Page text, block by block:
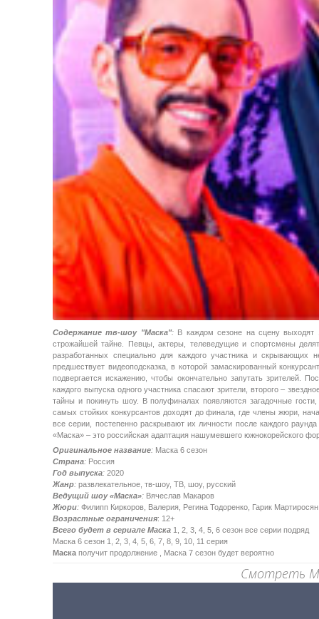
Содержание тв-шоу "Маска":В каждом сезоне на сцену выходят
строжайшей тайне. Певцы, актеры, телеведущие и спортсмены
разработанных специально для каждого участника и
предшествует видеоподсказка, в которой замаскированный
подвергается искажению, чтобы окончательно запутать зрителей.
каждого выпуска одного участника спасают зрители, второго –
тайны и покинуть шоу. В полуфиналах появляются загадочные
самых стойких конкурсантов доходят до финала, где члены жюри,
все серии, постепенно раскрывают их личности после каждого
«Маска» – это российская адаптация нашумевшего южнокорейского
Оригинальное название: Маска 6 сезон
Страна: Россия
Год выпуска: 2020
Жанр: развлекательное, тв-шоу, ТВ, шоу, русский
Ведущий шоу «Маска»: Вячеслав Макаров
Жюри: Филипп Киркоров, Валерия, Регина Тодоренко, Гарик
Возрастные ограничения: 12+
Всего будет в сериале Маска 1, 2, 3, 4, 5, 6 сезон все серии подряд
Маска 6 сезон 1, 2, 3, 4, 5, 6, 7, 8, 9, 10, 11 серия
Маска получит продолжение , Маска 7 сезон будет вероятно
Смотреть